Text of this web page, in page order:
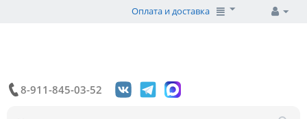
Оплата и доставка
8-911-845-03-52